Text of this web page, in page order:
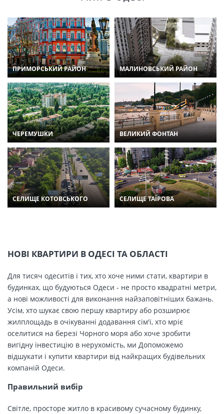
ПРИМОРСЬКИЙ РАЙОН МАЛИНОВСЬКИЙ РАЙОН
ЧЕРЕМУШКИ ВЕЛИКИЙ ФОНТАН
СЕЛИЩЕ КОТОВСЬКОГО СЕЛИЩЕ ТАЇРОВА
НОВІ КВАРТИРИ В ОДЕСІ ТА ОБЛАСТІ
Для тисяч одеситів і тих, хто хоче ними стати, квартири в
будинках, що будуються Одеси - не просто квадратні метри,
а нові можливості для виконання найзаповітніших бажань.
Усім, хто шукає свою першу квартиру або розширює
жилплощадь в очікуванні додавання сім'ї, хто мріє
оселитися на березі Чорного моря або хоче зробити
вигідну інвестицію в нерухомість, ми Допоможемо
відшукати і купити квартири від найкращих будівельних
компаній Одеси.
Правильний вибір
Світле, просторе житло в красивому сучасному будинку,